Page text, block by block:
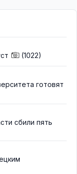
(1022)
готовят
сбили пять